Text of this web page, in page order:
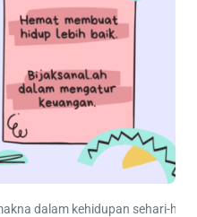
dalam kehidupan sehari-hari